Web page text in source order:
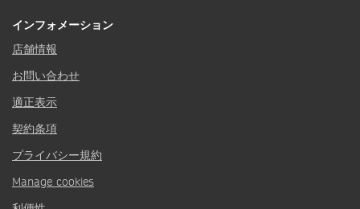
インフォメーション
店舗情報
お問い合わせ
適正表示
契約条項
プライバシー規約
Manage cookies